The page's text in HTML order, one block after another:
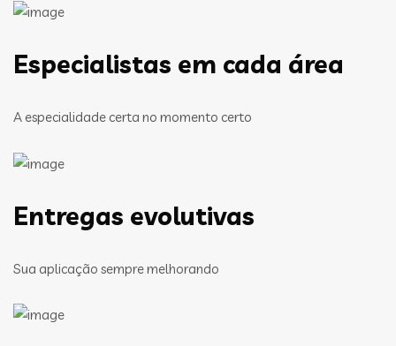
Especialistas em cada área
A especialidade certa no momento certo
Entregas evolutivas
Sua aplicação sempre melhorando